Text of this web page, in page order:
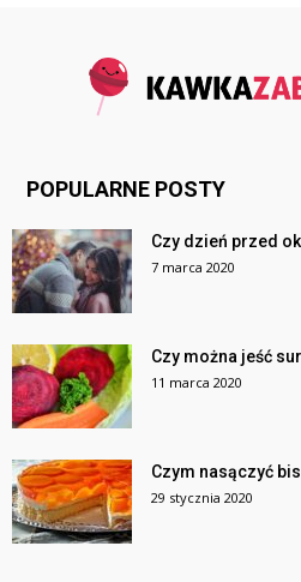
POPULARNE POSTY
Czy dzień przed
7 marca 2020
Czy można jeść
11 marca 2020
Czym nasączyć
29 stycznia 2020